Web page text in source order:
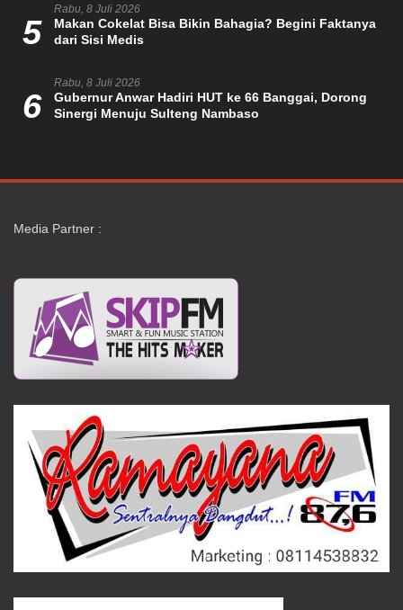
5
Rabu, 8 Juli 2026
Makan Cokelat Bisa Bikin Bahagia? Begini Faktanya
dari Sisi Medis
6
Rabu, 8 Juli 2026
Gubernur Anwar Hadiri HUT ke 66 Banggai, Dorong
Sinergi Menuju Sulteng Nambaso
Media Partner :